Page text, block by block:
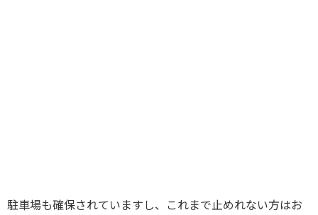
駐車場も確保されていますし、これまで止めれない方はお